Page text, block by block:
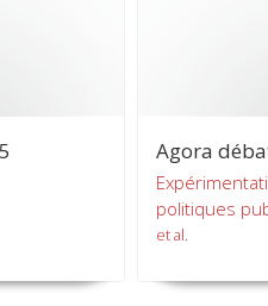
Agora
politiques
et al.